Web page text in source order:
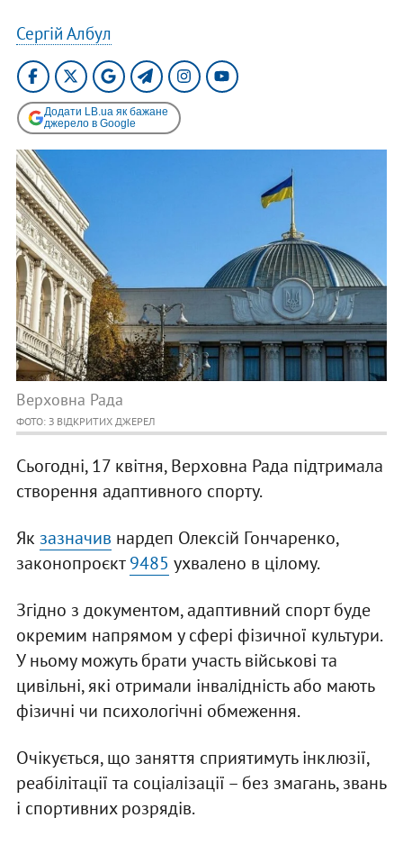
Сергій Албул
Додати LB.ua як бажане
джерело в Google
Верховна Рада
ФОТО: З ВІДКРИТИХ ДЖЕРЕЛ
Сьогодні, 17 квітня, Верховна Рада підтримала
створення адаптивного спорту.
Як зазначив нардеп Олексій Гончаренко,
законопроєкт9485 ухвалено в цілому.
Згідно з документом, адаптивний спорт буде
окремим напрямом у сфері фізичної культури.
У ньому можуть брати участь військові та
цивільні, які отримали інвалідність або мають
фізичні чи психологічні обмеження.
Очікується, що заняття сприятимуть інклюзії,
реабілітації та соціалізації – без змагань, звань
і спортивних розрядів.